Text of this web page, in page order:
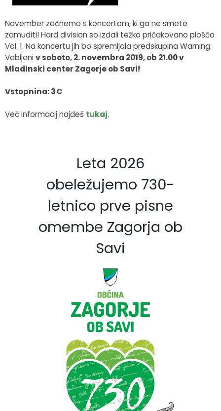
November začnemo s koncertom, ki ga ne smete
zamuditi! Hard division so izdali težko pričakovano ploščo
Vol. 1. Na koncertu jih bo spremljala predskupina Warning.
Vabljeni v soboto, 2. novembra 2019, ob 21.00 v
Mladinski center Zagorje ob Savi!
Vstopnina: 3€
Več informacij najdeš tukaj.
Leta 2026
obeležujemo 730-
letnico prve pisne
omembe Zagorja ob
Savi
Medobčinski inšpektorat in redarstvo
Zapore cest
Okoljski podatki
Lokalne volitve
Strateški dokumenti